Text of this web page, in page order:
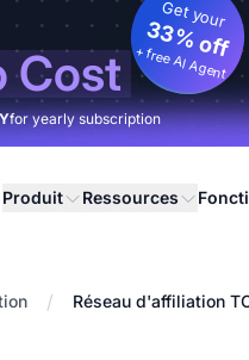
Cost
Get your
33% off
+ free AI Agent
for yearly subscription
Produit Ressources
/ Réseau d'affiliation